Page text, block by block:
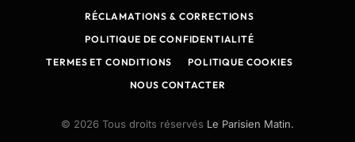
RÉCLAMATIONS & CORRECTIONS
POLITIQUE DE CONFIDENTIALITÉ
TERMES ET CONDITIONS
POLITIQUE COOKIES
NOUS CONTACTER
© 2026 Tous droits réservés Le Parisien Matin.